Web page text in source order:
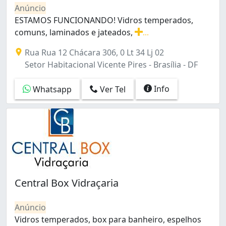
Condomínio Residencial Santa Maria (Santa Maria) (1)
Cruzeiro (9)
Cruzeiro Novo (1)
Del Lago I (Itapoã) (1)
Del Lago II (Itapoã) (1)
Fazendinha (Itapoã) (1)
Gama (16)
Granja Torto (7)
Guará (31)
Guará I (3)
Guará II (5)
Itapoã I (1)
Itapoã II (1)
Lago Norte (2)
Lago Sul (1)
Metropolitana (Núcleo Bandeirante) (2)
Norte (Águas Claras) (3)
Anúncio
ESTAMOS FUNCIONANDO! Vidros temperados,
comuns, laminados e jateados,
Rua Rua 12 Chácara 306, 0 Lt 34 Lj 02
Setor Habitacional Vicente Pires - Brasília - DF
Whatsapp Ver Tel Info
Central Box Vidraçaria
Anúncio
Vidros temperados, box para banheiro, espelhos